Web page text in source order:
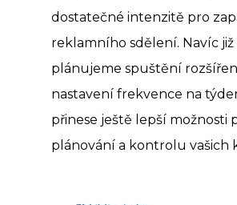
dostatečné intenzitě pro
reklamního sdělení. Navíc
plánujeme spuštění
nastavení frekvence na
přinese ještě lepší možnosti
plánování a kontrolu vašich